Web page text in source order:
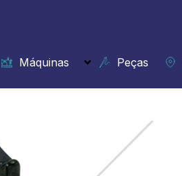
Máquinas Peças